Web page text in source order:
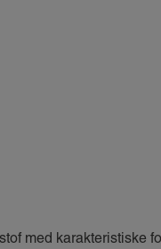
med karakteristiske